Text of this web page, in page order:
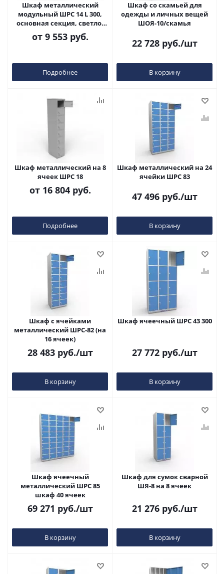
Шкаф металлический
модульный ШРС 14 L 300,
основная секция, светло-
серый
от 9 553 руб.
Подробнее
Шкаф со скамьей для
одежды и личных вещей
ШОЯ-10/скамья
22 728руб./шт
В корзину
Шкаф металлический на 8
ячеек ШРС 18
от 16 804 руб.
Подробнее
Шкаф металлический на 24
ячейки ШРС 83
47 496руб./шт
В корзину
Шкаф с ячейками
металлический ШРС-82 (на
16 ячеек)
28 483руб./шт
В корзину
Шкаф ячеечный ШРС 43 300
27 772руб./шт
В корзину
Шкаф ячеечный
металлический ШРС 85
шкаф 40 ячеек
69 271 руб./шт
В корзину
Шкаф для сумок сварной
ШЯ-8 на 8 ячеек
21 276руб./шт
В корзину